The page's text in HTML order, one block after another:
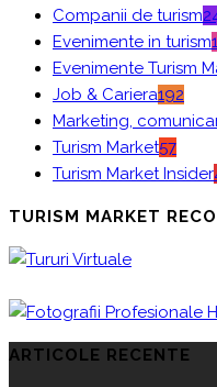
Companii de turism
Evenimente in turism
Evenimente Turism
Job & Cariera192
Marketing,
Turism Market57
Turism Market Insider
TURISM MARKET
ARTICOLE RECENTE